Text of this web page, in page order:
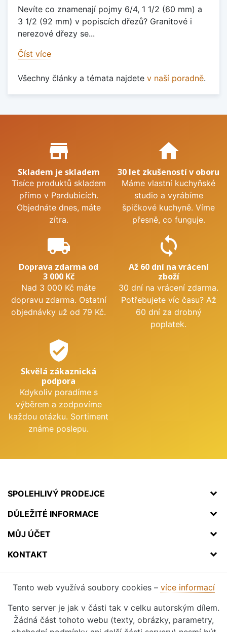
Nevíte co znamenají pojmy 6/4, 1 1/2 (60 mm) a
3 1/2 (92 mm) v popiscích dřezů? Granitové i
nerezové dřezy se...
Číst více
Všechny články a témata najdete v naší poradně.
Proč nakupovat u nás?
store_mall_directory
Skladem je skladem
Tisíce produktů skladem
přímo v Pardubicích.
Objednáte dnes, máte
zítra.
home
30 let zkušeností v oboru
Máme vlastní kuchyňské
studio a vyrábíme
špičkové kuchyně. Víme
přesně, co funguje.
local_shipping
Doprava zdarma od
3 000 Kč
Nad 3 000 Kč máte
dopravu zdarma. Ostatní
objednávky už od 79 Kč.
sync
Až 60 dní na vrácení
zboží
30 dní na vrácení zdarma.
Potřebujete víc času? Až
60 dní za drobný
poplatek.
verified_user
Skvělá zákaznická
podpora
Kdykoliv poradíme s
výběrem a zodpovíme
každou otázku. Sortiment
známe poslepu.
SPOLEHLIVÝ PRODEJCE
DŮLEŽITÉ INFORMACE
MŮJ ÚČET
KONTAKT
Tento web využívá soubory cookies – více informací
Tento server je jak v části tak v celku autorským dílem.
Žádná část tohoto webu (texty, obrázky, parametry,